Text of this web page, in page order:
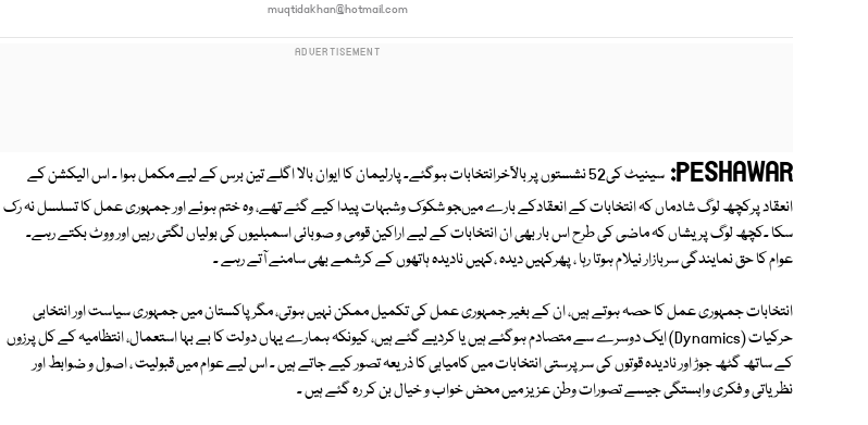
muqtidakhan@hotmail.com
PESHAWAR:
سینیٹ کی52 نشستوں پر بالآخرانتخابات ہوگئے۔ پارلیمان کا ایوان بالا اگلے تین برس کے لیے مکمل ہوا ۔ اس الیکشن کے
انعقاد پرکچھ لوگ شادماں کہ انتخابات کے انعقادکے بارے میںجو شکوک وشبہات پیدا کیے گئے تھے، وہ ختم ہوئے اور جمہوری عمل کا تسلسل نہ رک
سکا ۔کچھ لوگ پریشاں کہ ماضی کی طرح اس بار بھی ان انتخابات کے لیے اراکین قومی و صوبائی اسمبلیوں کی بولیاں لگتی رہیں اور ووٹ بکتے رہے۔
عوام کا حق نمایندگی سربازار نیلام ہوتا رہا ، پھرکہیں دیدہ ،کہیں نادیدہ ہاتھوں کے کرشمے بھی سامنے آتے رہے ۔
انتخابات جمہوری عمل کا حصہ ہوتے ہیں، ان کے بغیر جمہوری عمل کی تکمیل ممکن نہیں ہوتی، مگر پاکستان میں جمہوری سیاست اور انتخابی
حرکیات (Dynamics) ایک دوسرے سے متصادم ہوگئے ہیں یا کردیے گئے ہیں، کیونکہ ہمارے یہاں دولت کا بے بہا استعمال، انتظامیہ کے کل پرزوں
کے ساتھ گٹھ جوڑ اور نادیدہ قوتوں کی سرپرستی انتخابات میں کامیابی کا ذریعہ تصور کیے جاتے ہیں ۔ اس لیے عوام میں قبولیت ، اصول و ضوابط اور
نظریاتی و فکری وابستگی جیسے تصورات وطن عزیز میں محض خواب و خیال بن کر رہ گئے ہیں ۔